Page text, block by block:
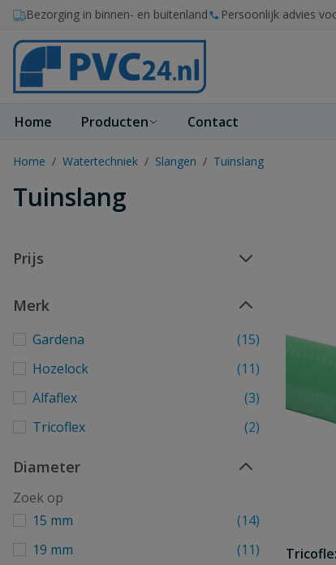
Ga naar de inhoud
Bezorging in binnen- en buitenland Persoonlijk advies
Home Producten Contact
Home / Watertechniek / Slangen / Tuinslang
Tuinslang
Prijs
Merk
Gardena
(15)
Hozelock
(11)
Alfaflex
(3)
Tricoflex
(2)
Diameter
15 mm
(14)
19 mm
(11)